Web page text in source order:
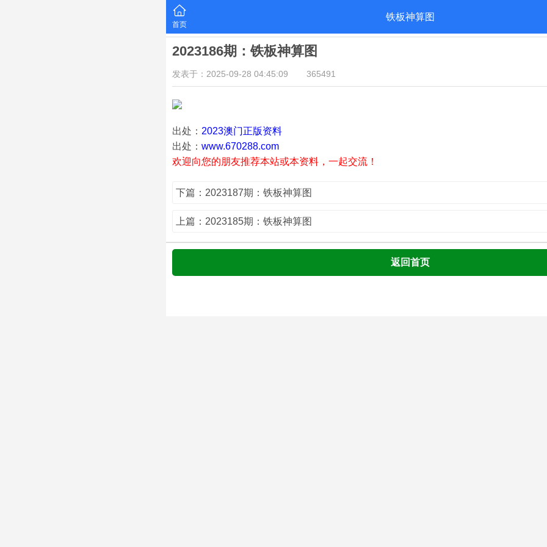
首页
铁板神算图
2023186期：铁板神算图
发表于：2025-09-28 04:45:09 365491
出处： 2023澳门正版资料
出处： www.670288.com
欢迎向您的朋友推荐本站或本资料，一起交流！
下篇：2023187期：铁板神算图
上篇：2023185期：铁板神算图
返回首页